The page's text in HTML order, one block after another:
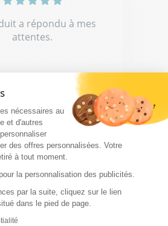
nécessaires au
et d'autres
des offres personnalisées. Votre
à tout moment.
la personnalisation des publicités.
par la suite, cliquez sur le lien
dans le pied de page.
a répondu à mes
attentes.
Violeta G.
05.08.2026
- Régule digestive
n douceur